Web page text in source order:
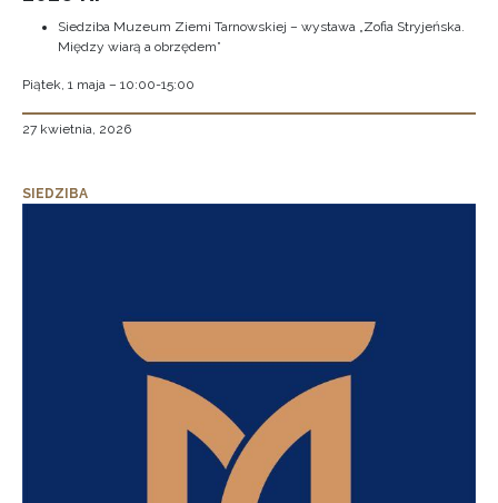
Siedziba Muzeum Ziemi Tarnowskiej – wystawa „Zofia Stryjeńska.
Między wiarą a obrzędem”
Piątek, 1 maja – 10:00-15:00
27 kwietnia, 2026
SIEDZIBA